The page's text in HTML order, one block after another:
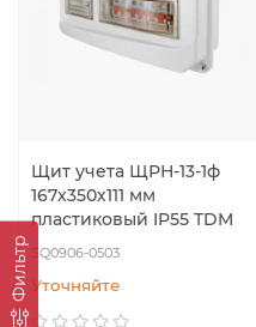
Фильтр
Щит учета ЩРН-13-1ф
167х350х111 мм
пластиковый IP55 TDM
SQ0906-0503
Уточняйте